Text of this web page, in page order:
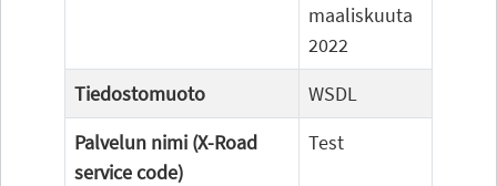
maaliskuuta
2022
Tiedostomuoto
WSDL
Palvelun nimi (X-Road
service code)
Test